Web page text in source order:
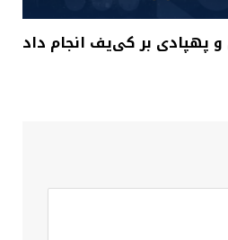
پهپادی بر کی‌یف انجام داد